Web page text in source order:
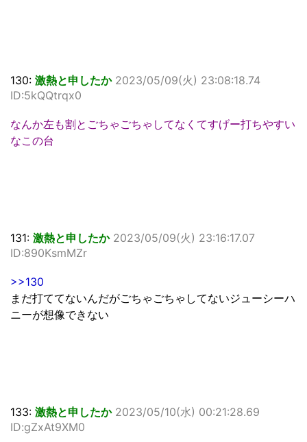
130: 激熱と申したか 2023/05/09(火) 23:08:18.74
ID:5kQQtrqx0
なんか左も割とごちゃごちゃしてなくてすげー打ちやすい
なこの台
131: 激熱と申したか 2023/05/09(火) 23:16:17.07
ID:890KsmMZr
>>130
まだ打ててないんだがごちゃごちゃしてないジューシーハ
ニーが想像できない
133: 激熱と申したか 2023/05/10(水) 00:21:28.69
ID:gZxAt9XM0